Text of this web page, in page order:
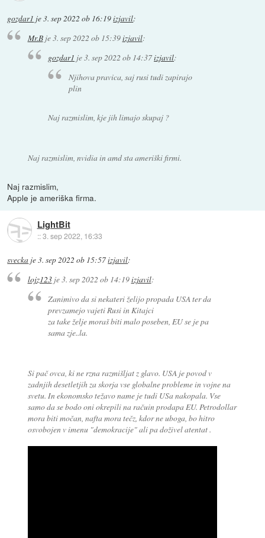
gozdar1 je3. sep 2022 ob 16:19izjavil:
Mr.Bje3. sep 2022 ob 15:39izjavil:
gozdar1 je3. sep 2022 ob 14:37izjavil:
Njihova pravica, saj rusi tudi zapirajo
plin
Naj razmislim, kje jih limajo skupaj ?
Naj razmislim, nvidia in amd sta ameriški firmi.
Naj razmislim,
Apple je ameriška firma.
LightBit
::3. sep 2022, 16:33
svecka je3. sep 2022 ob 15:57izjavil:
lojz123je3. sep 2022 ob 14:19izjavil:
Zanimivo da si nekateri želijo propada USA ter da
prevzamejo vajeti Rusi in Kitajci
za take želje moraš biti malo poseben, EU se je pa
sama zje..la.
Si pač ovca, ki ne rzna razmišljat z glavo. USA je povod v
zadnjih desetletjih za skorja vse globalne probleme in vojne na
svetu. In ekonomsko težavo name je tudi USa nakopala. Vse
samo da se bodo oni okrepili na račuin prodapa EU. Petrodollar
mora biti močan, nafta mora tečz, kdor ne uboga, bo hitro
osvobojen v imenu "demokracije" ali pa doživel atentat .